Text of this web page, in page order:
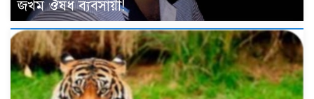
জখম ঔষধ ব্যবসায়ী!